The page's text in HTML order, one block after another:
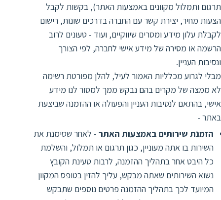
תרגום ותמלול מקוונים באמצעות האתר), בקשות לקבל
הצעות מחיר, יצירת קשר עם החברה בדרכים שונות, רישום
לקבלת עלון מידע ומסרים שיווקיים, ועוד - טעונים לרוב
הרשמה או מסירה של מידע אישי לחברה, לפי הצורך
ונסיבות העניין.
מבלי לגרוע מכלליות האמור לעיל, להלן מפורטת רשימה
לא ממצה של מקרים בהם נבקש ממך למסור לנו מידע
אישי, בהתאם לנסיבות העניין והפעולה או ההזמנה שביצעת
באתר -
הזמנת שירותים באמצעות האתר - לאחר שסימנת את
השירות בו אתה מעוניין, כגון תרגום או תמלול, והשלמת
כל היבט אחר בתהליך ההזמנה, לרבות טעינת הקובץ
נשוא השירותים שאתה מבקש, עליך להזין בטופס המקוון
המיועד לכך בתהליך ההזמנה פרטים נוספים שתבקש